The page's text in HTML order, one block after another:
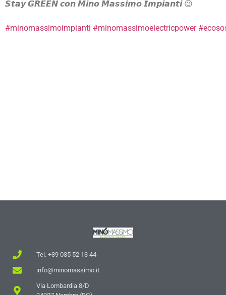
𝙎𝙩𝙖𝙮 𝙂𝙍𝙀𝙀𝙉 𝙘𝙤𝙣 𝙈𝙞𝙣𝙤 𝙈𝙖𝙨𝙨𝙞𝙢𝙤 𝙄𝙢𝙥𝙞𝙖𝙣𝙩𝙞 😉
#minomassimoimpianti #minomassimoelectricpower
Tel. +39 035 52 13 44
info@minomassimo.it
Via Lombardia 8/D